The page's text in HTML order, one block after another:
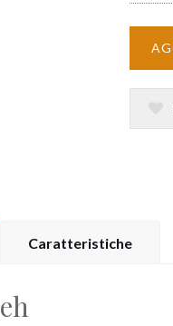
Caratteristiche